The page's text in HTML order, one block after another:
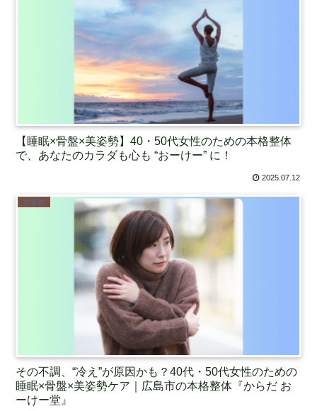
【睡眠×骨盤×美姿勢】40・50代女性のための本格整体
で、あなたのカラダも心も “おーけー” に！
2025.07.12
症状別
その不調、“冷え”が原因かも？40代・50代女性のための
睡眠×骨盤×美姿勢ケア｜広島市の本格整体『からだ お
ーけー堂』